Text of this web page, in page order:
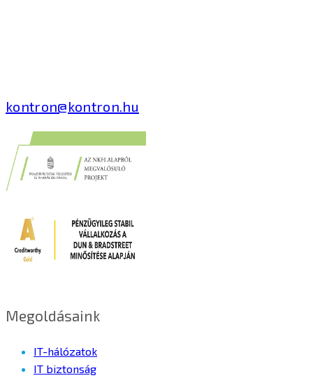
kontron@kontron.hu
Megoldásaink
IT-hálózatok
IT biztonság